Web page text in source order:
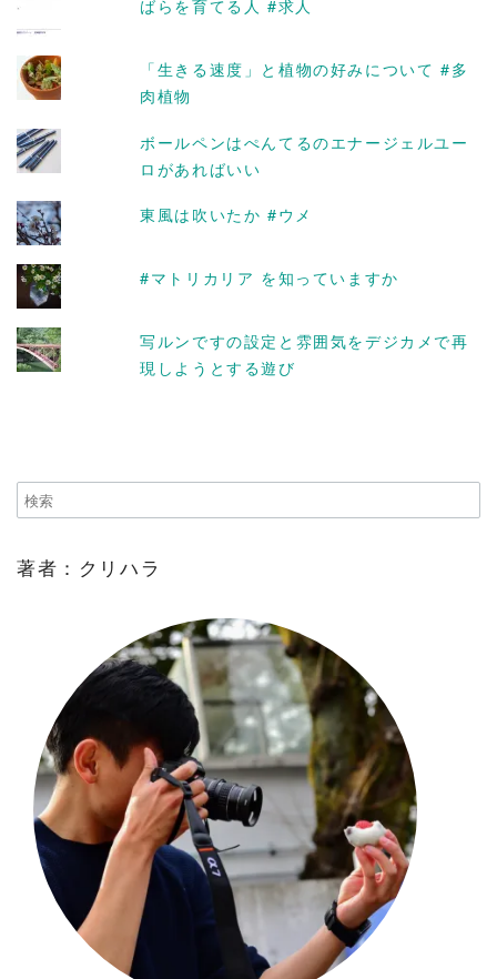
ばらを育てる人 #求人
「生きる速度」と植物の好みについて #多
肉植物
ボールペンはぺんてるのエナージェルユー
ロがあればいい
東風は吹いたか #ウメ
#マトリカリア を知っていますか
写ルンですの設定と雰囲気をデジカメで再
現しようとする遊び
著者：クリハラ